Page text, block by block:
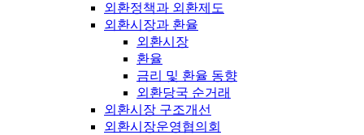
외환정책과 외환제도
외환시장과 환율
외환시장
환율
금리 및 환율 동향
외환당국 순거래
외환시장 구조개선
외환시장운영협의회